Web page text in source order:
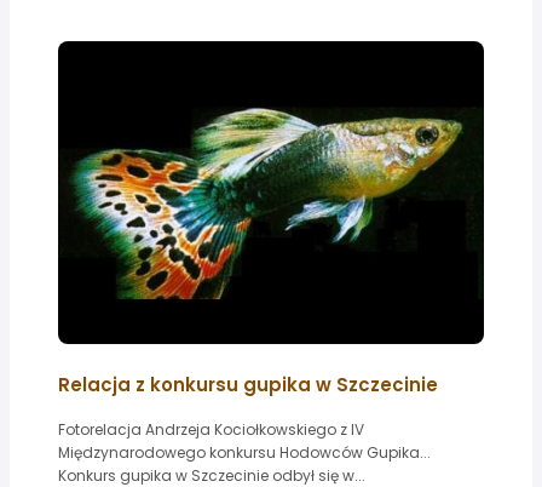
Relacja z konkursu gupika w Szczecinie
Fotorelacja Andrzeja Kociołkowskiego z IV
Międzynarodowego konkursu Hodowców Gupika...
Konkurs gupika w Szczecinie odbył się w...